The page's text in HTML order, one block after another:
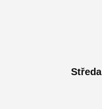
Středa